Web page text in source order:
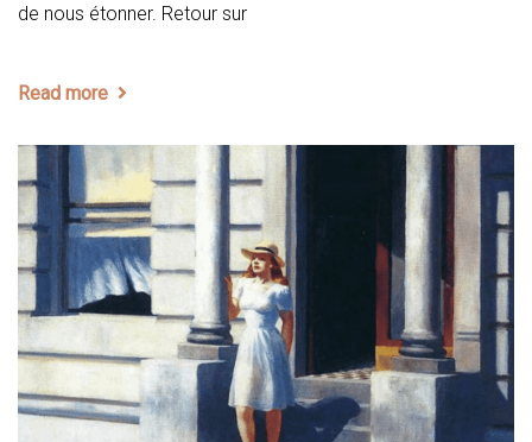
de nous étonner. Retour sur
Read more